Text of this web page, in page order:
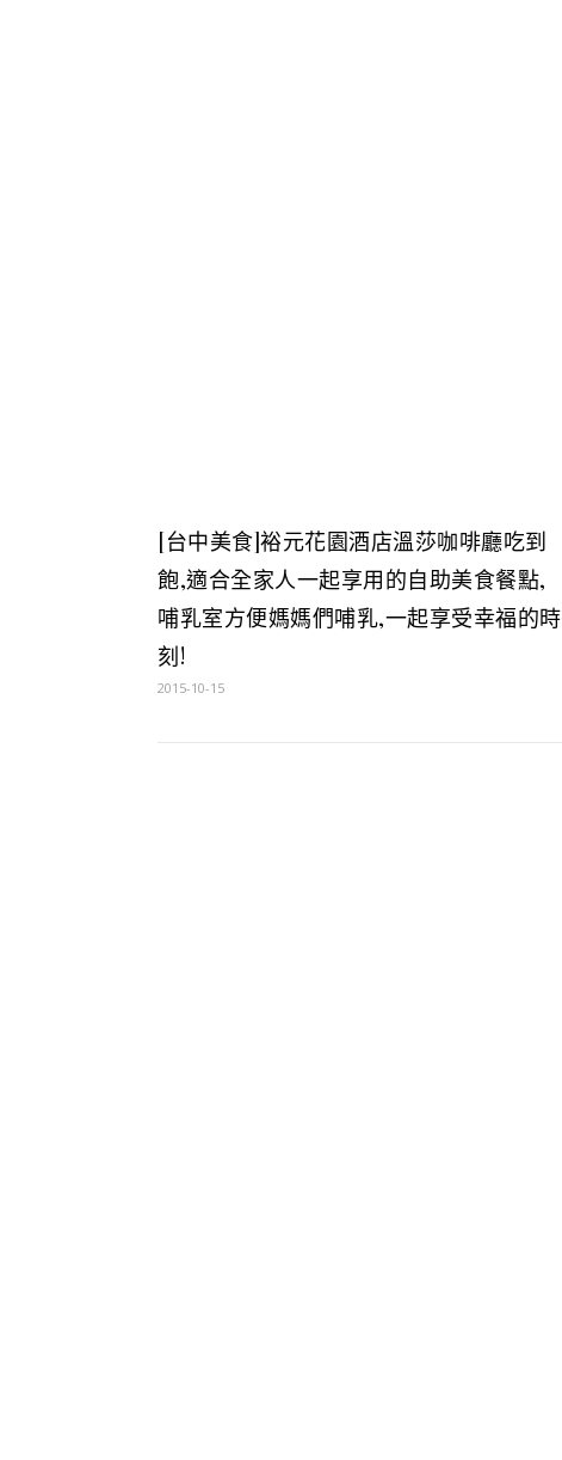
[台中美食]裕元花園酒店溫莎咖啡廳吃到
飽,適合全家人一起享用的自助美食餐點,
哺乳室方便媽媽們哺乳,一起享受幸福的時
刻!
2015-10-15